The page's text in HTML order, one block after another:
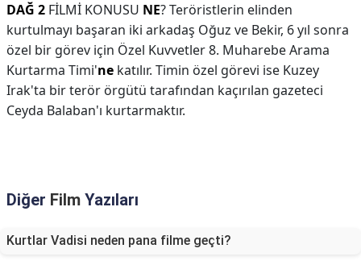
DAĞ 2 FİLMİ KONUSU NE? Teröristlerin elinden
kurtulmayı başaran iki arkadaş Oğuz ve Bekir, 6 yıl sonra
özel bir görev için Özel Kuvvetler 8. Muharebe Arama
Kurtarma Timi'ne katılır. Timin özel görevi ise Kuzey
Irak'ta bir terör örgütü tarafından kaçırılan gazeteci
Ceyda Balaban'ı kurtarmaktır.
Diğer Film Yazıları
Kurtlar Vadisi neden pana filme geçti?